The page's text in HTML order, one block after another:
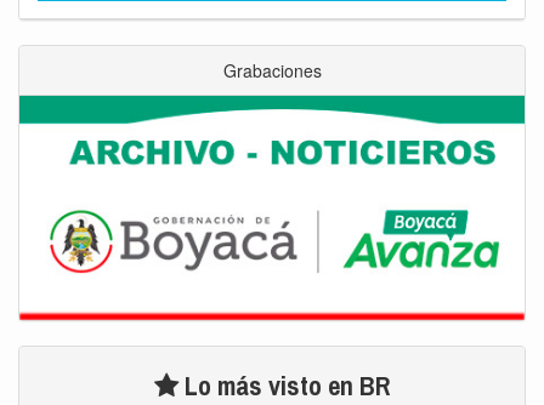
Grabaciones
Lo más visto en BR